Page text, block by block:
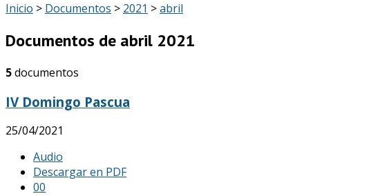
Inicio > Documentos > 2021 >abril
Documentos de abril 2021
5documentos
IV Domingo Pascua
25/04/2021
Audio
Descargar en PDF
00